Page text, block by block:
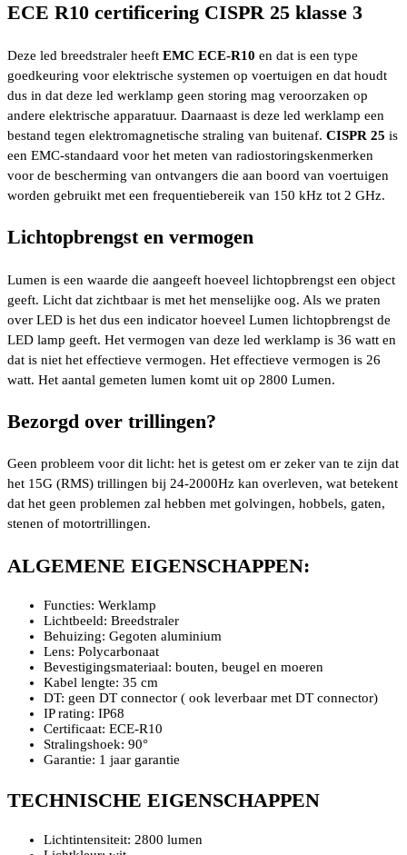
ECE R10 certificering CISPR 25 klasse 3
Deze led breedstraler heeft EMC ECE-R10 en dat is een type
goedkeuring voor elektrische systemen op voertuigen en dat houdt
dus in dat deze led werklamp geen storing mag veroorzaken op
andere elektrische apparatuur. Daarnaast is deze led werklamp een
bestand tegen elektromagnetische straling van buitenaf. CISPR 25 is
een EMC-standaard voor het meten van radiostoringskenmerken
voor de bescherming van ontvangers die aan boord van voertuigen
worden gebruikt met een frequentiebereik van 150 kHz tot 2 GHz.
Lichtopbrengst en vermogen
Lumen is een waarde die aangeeft hoeveel lichtopbrengst een object
geeft. Licht dat zichtbaar is met het menselijke oog. Als we praten
over LED is het dus een indicator hoeveel Lumen lichtopbrengst de
LED lamp geeft. Het vermogen van deze led werklamp is 36 watt en
dat is niet het effectieve vermogen. Het effectieve vermogen is 26
watt. Het aantal gemeten lumen komt uit op 2800 Lumen.
Bezorgd over trillingen?
Geen probleem voor dit licht: het is getest om er zeker van te zijn dat
het 15G (RMS) trillingen bij 24-2000Hz kan overleven, wat betekent
dat het geen problemen zal hebben met golvingen, hobbels, gaten,
stenen of motortrillingen.
ALGEMENE EIGENSCHAPPEN:
Functies: Werklamp
Lichtbeeld: Breedstraler
Behuizing: Gegoten aluminium
Lens: Polycarbonaat
Bevestigingsmateriaal: bouten, beugel en moeren
Kabel lengte: 35 cm
DT: geen DT connector ( ook leverbaar met DT connector)
IP rating: IP68
Certificaat: ECE-R10
Stralingshoek: 90°
Garantie: 1 jaar garantie
TECHNISCHE EIGENSCHAPPEN
Lichtintensiteit: 2800 lumen